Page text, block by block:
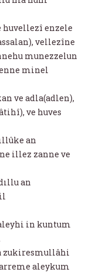
huvellezî enzele
vellezîne
munezzelun
minel
ve adla(adlen),
ve huves
an
illez zanne ve
an
in kuntum
zukiresmullâhi
aleykum